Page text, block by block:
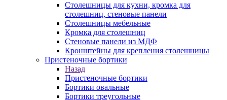
Столешницы для кухни, кромка для
столешниц, стеновые панели
Столешницы мебельные
Кромка для столешниц
Стеновые панели из МДФ
Кронштейны для крепления столешницы
Пристеночные бортики
Назад
Пристеночные бортики
Бортики овальные
Бортики треугольные